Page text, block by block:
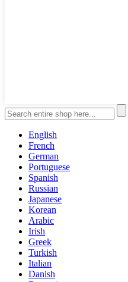
English
French
German
Portuguese
Spanish
Russian
Japanese
Korean
Arabic
Irish
Greek
Turkish
Italian
Danish